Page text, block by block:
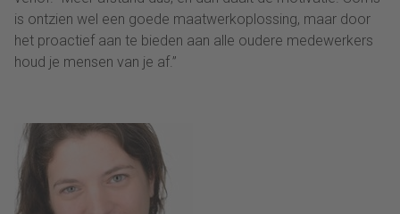
is ontzien wel een goede maatwerkoplossing, maar door
het proactief aan te bieden aan alle oudere medewerkers
houd je mensen van je af.”